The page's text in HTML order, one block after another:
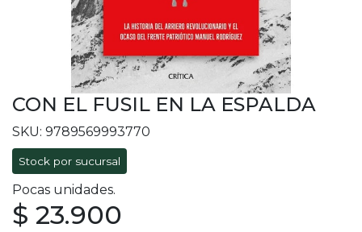
CON EL FUSIL EN LA ESPALDA
SKU: 9789569993770
Stock por sucursal
Pocas unidades.
$ 23.900